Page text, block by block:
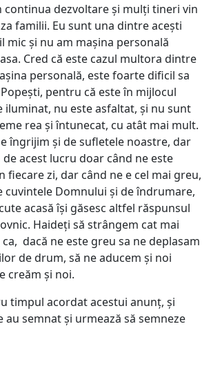
continua dezvoltare și mulți tineri vin
familii. Eu sunt una dintre acești
mic și nu am mașina personală
Cred că este cazul multora dintre
personală, este foarte dificil sa
pentru că este în mijlocul
iluminat, nu este asfaltat, și nu sunt
rea și întunecat, cu atât mai mult.
îngrijim și de sufletele noastre, dar
acest lucru doar când ne este
fiecare zi, dar când ne e cel mai greu,
cuvintele Domnului și de îndrumare,
acasă își găsesc altfel răspunsul
Haideți să strângem cat mai
dacă ne este greu sa ne deplasam
de drum, să ne aducem și noi
creăm și noi.
timpul acordat acestui anunț, și
semnat și urmează să semneze